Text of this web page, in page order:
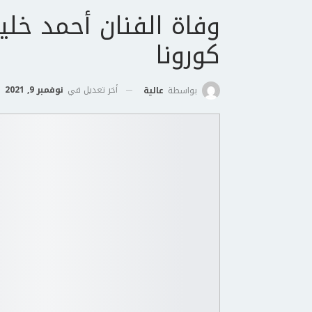
وفاة الفنان أحمد
كورونا
بواسطة عالية أخر تعديل في نوفمبر 9, 2021